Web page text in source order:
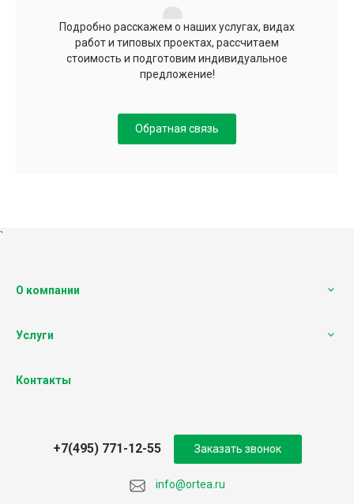
Подробно расскажем о наших услугах, видах
работ и типовых проектах, рассчитаем
стоимость и подготовим индивидуальное
предложение!
Обратная связь
`
О компании
Услуги
Контакты
info@ortea.ru
+7(495) 771-12-55 Заказать звонок